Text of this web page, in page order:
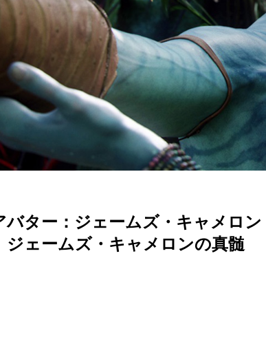
バター：ジェームズ・キャメロ
ジェームズ・キャメロンの真髄